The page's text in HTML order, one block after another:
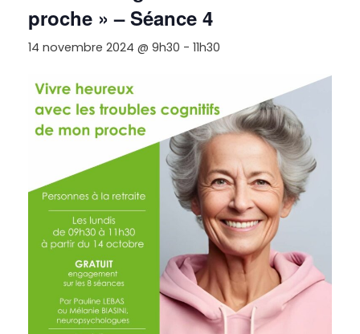
proche » – Séance 4
14 novembre 2024 @ 9h30 - 11h30